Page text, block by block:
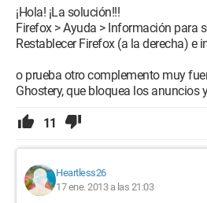
¡Hola! ¡La solución!!!
Firefox > Ayuda > Información para
Restablecer Firefox (a la derecha) e
o prueba otro complemento muy
Ghostery, que bloquea los anuncios
11
Heartless26
17 ene. 2013 a las 21:03